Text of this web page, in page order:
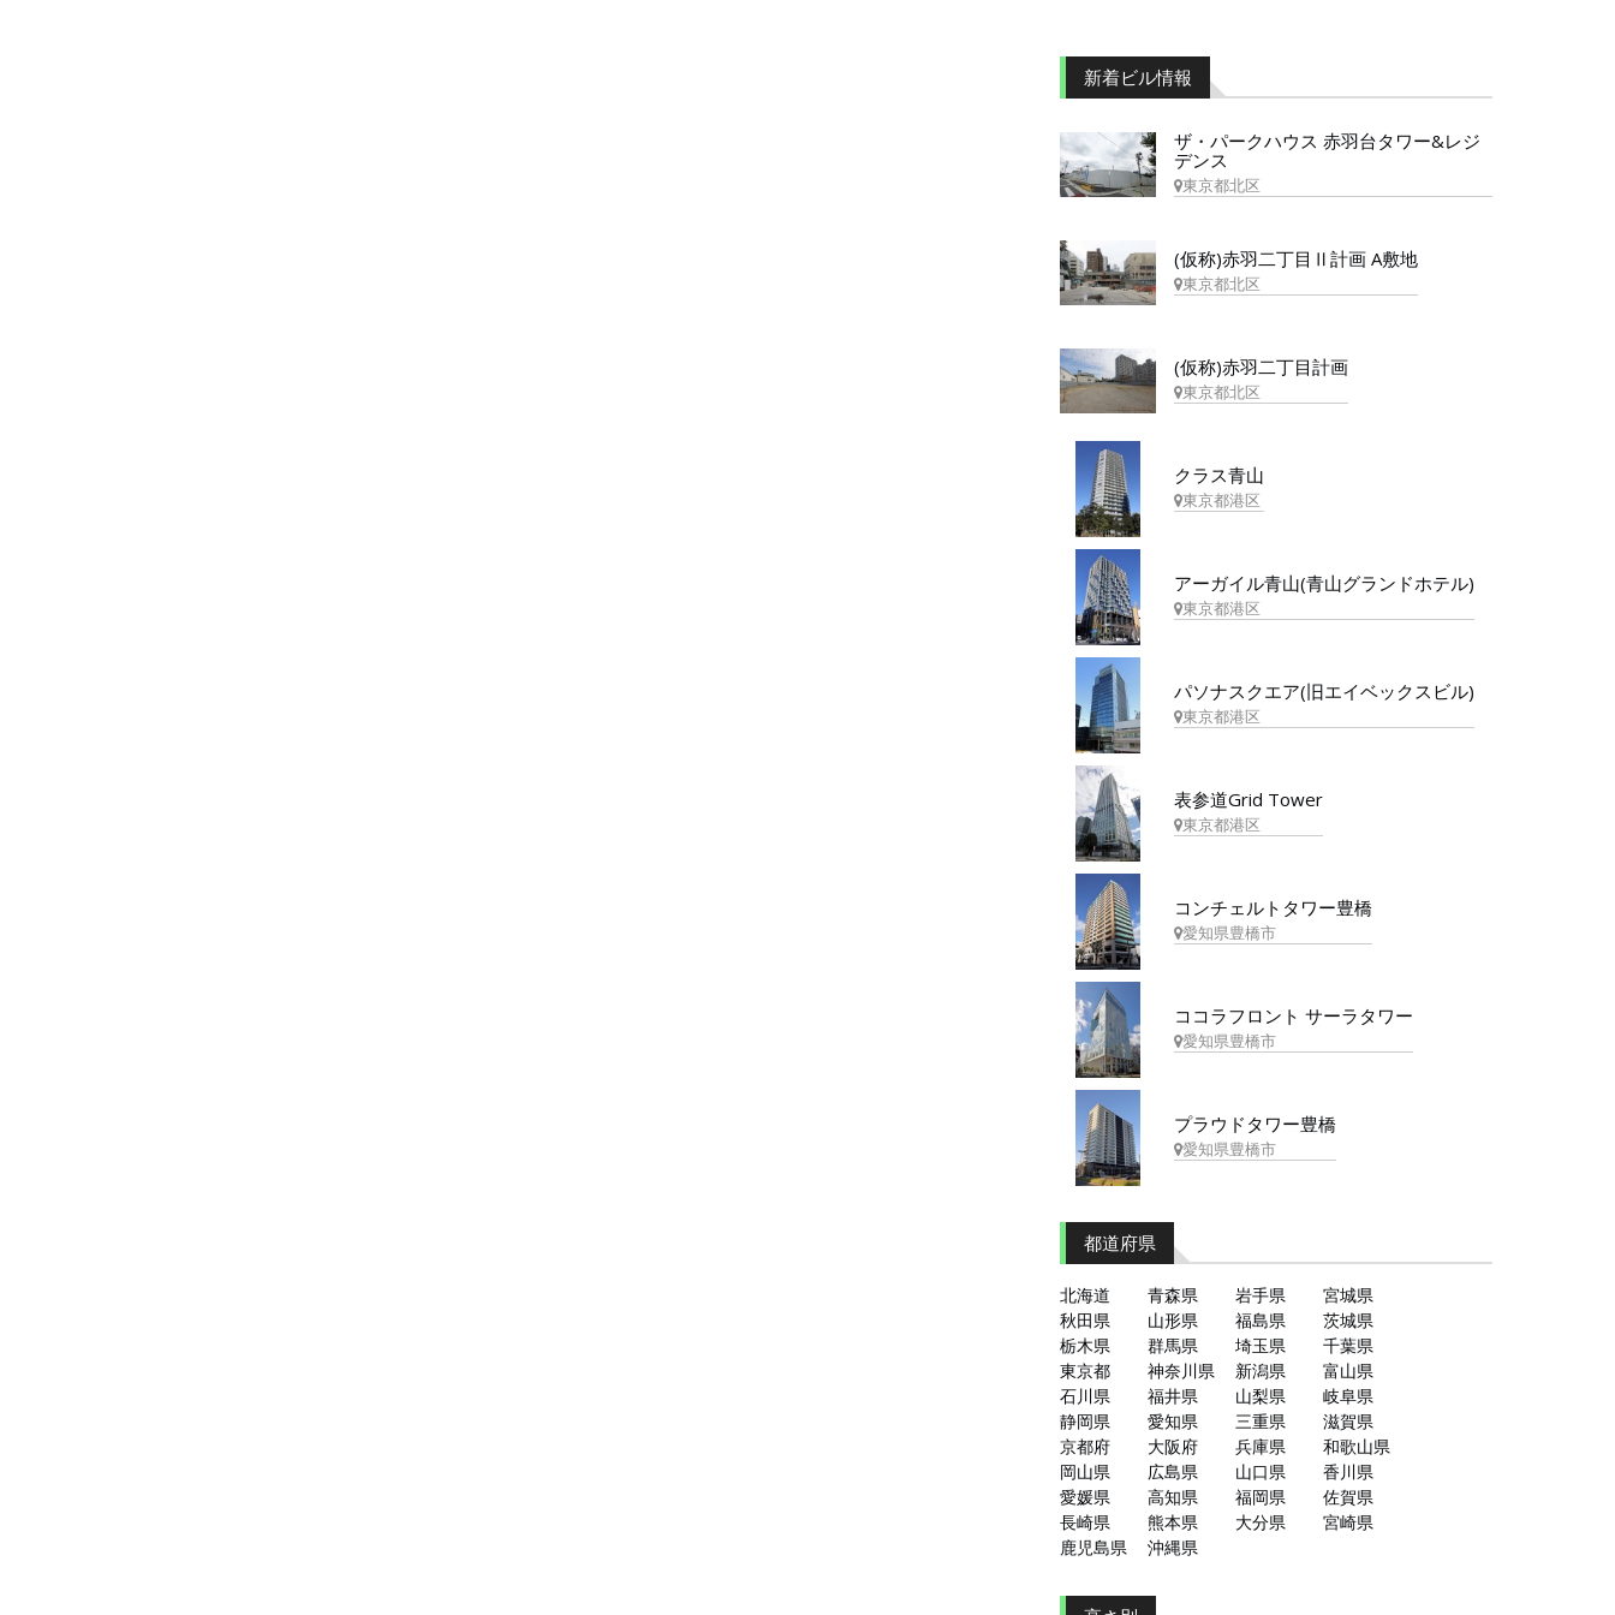
新着ビル情報
ザ・パークハウス 赤羽台タワー&レジ
デンス
東京都北区
(仮称)赤羽二丁目Ⅱ計画 A敷地
東京都北区
(仮称)赤羽二丁目計画
東京都北区
クラス青山
東京都港区
アーガイル青山(青山グランドホテル)
東京都港区
パソナスクエア(旧エイベックスビル)
東京都港区
表参道Grid Tower
東京都港区
コンチェルトタワー豊橋
愛知県豊橋市
ココラフロント サーラタワー
愛知県豊橋市
プラウドタワー豊橋
愛知県豊橋市
都道府県
北海道 青森県 岩手県
宮城県
秋田県
山形県 福島県
茨城県
栃木県
群馬県 埼玉県
千葉県
東京都
神奈川県 新潟県
富山県
石川県
福井県 山梨県
岐阜県
静岡県
愛知県 三重県
滋賀県
京都府
大阪府 兵庫県
和歌山県
岡山県
広島県 山口県
香川県
愛媛県
高知県 福岡県
佐賀県
長崎県
熊本県 大分県
宮崎県
鹿児島県
沖縄県